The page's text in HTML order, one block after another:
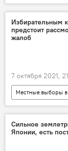
Прогнозы
Избирательным
предстоит
жалоб
7 октября 2021,
Местные выборы в
НОВОСТИ
Сильное
Японии, есть